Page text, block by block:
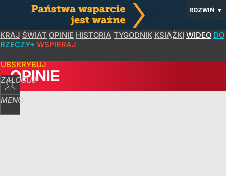
ROZWIŃ ▼
KRAJ ŚWIAT OPINIE HISTORIA TYGODNIK KSIĄŻKI WIDEO DO
RZECZY+ WSPIERAJ
ZALOGUJ
MENU
OPINIE